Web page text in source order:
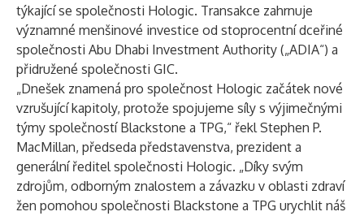
týkající se společnosti Hologic. Transakce zahrnuje
významné menšinové investice od stoprocentní dceřiné
společnosti Abu Dhabi Investment Authority („ADIA“) a
přidružené společnosti GIC.
„Dnešek znamená pro společnost Hologic začátek nové
vzrušující kapitoly, protože spojujeme síly s výjimečnými
týmy společností Blackstone a TPG,“ řekl Stephen P.
MacMillan, předseda představenstva, prezident a
generální ředitel společnosti Hologic. „Díky svým
zdrojům, odborným znalostem a závazku v oblasti zdraví
žen pomohou společnosti Blackstone a TPG urychlit náš